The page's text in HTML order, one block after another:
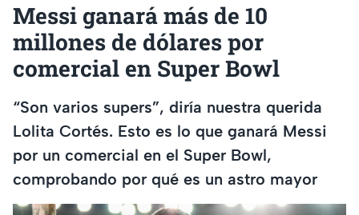
Messi ganará más de 10
millones de dólares por
comercial en Super Bowl
“Son varios supers”, diría nuestra querida
Lolita Cortés. Esto es lo que ganará Messi
por un comercial en el Super Bowl,
comprobando por qué es un astro mayor